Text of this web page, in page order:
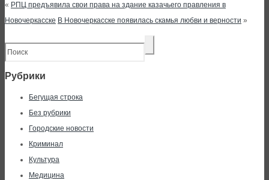
« РПЦ предъявила свои права на здание казачьего правления в
Новочеркасске В Новочеркасске появилась скамья любви и верности »
Рубрики
Бегущая строка
Без рубрики
Городские новости
Криминал
Культура
Медицина